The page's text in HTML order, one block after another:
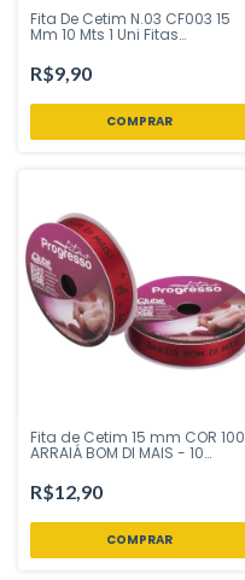
Fita De Cetim N.03 CF003 15
Mm 10 Mts 1 Uni Fitas
Loja
R$9,90
COMPRAR
Fita de Cetim 15 mm COR 100
ARRAIÁ BOM DI MAIS - 10
Inspire sua Festa Loja
R$12,90